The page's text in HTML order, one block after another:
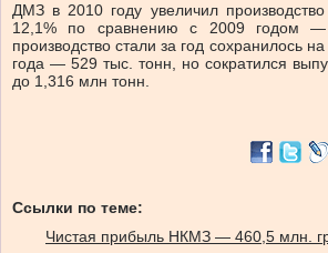
ДМЗ в 2010 году увеличил производство
12,1% по сравнению с 2009 годом
производство стали за год сохранилось
года — 529 тыс. тонн, но сократился
до 1,316 млн тонн.
Ссылки по теме:
Чистая прибыль НКМЗ — 460,5 млн.